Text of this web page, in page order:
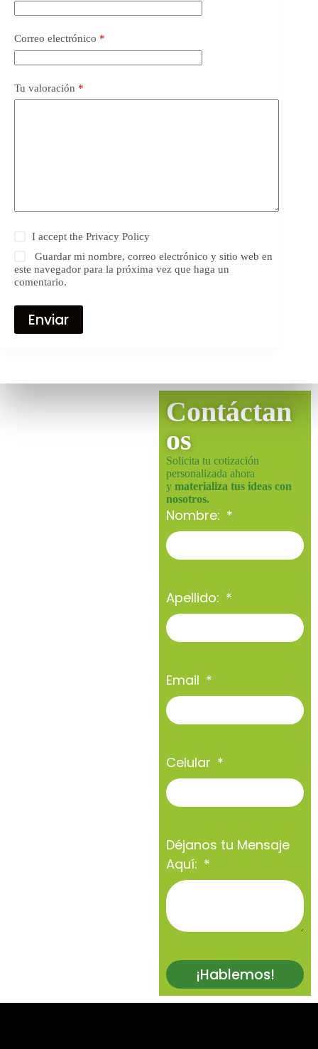
Correo electrónico *
Tu valoración *
I accept thePrivacy Policy
Guardar mi nombre, correo electrónico y sitio web en
este navegador para la próxima vez que haga un
comentario.
Enviar
Contáctan
os
Solicita tu cotización
personalizada ahora
y materializa tus ideas con
nosotros.
Nombre:
Apellido:
Email
Celular
Déjanos tu Mensaje
Aquí:
¡Hablemos!